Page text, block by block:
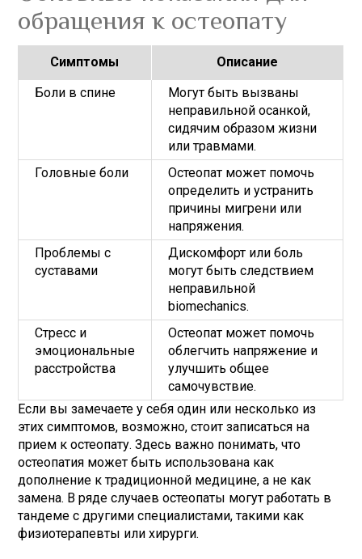
обращения к остеопату
Симптомы
Описание
Боли в спине
Могут быть вызваны
неправильной осанкой,
сидячим образом жизни
или травмами.
Головные боли
Остеопат может помочь
определить и устранить
причины мигрени или
напряжения.
Проблемы с
суставами
Дискомфорт или боль
могут быть следствием
неправильной
biomechanics.
Стресс и
эмоциональные
расстройства
Остеопат может помочь
облегчить напряжение и
улучшить общее
самочувствие.
Если вы замечаете у себя один или несколько из
этих симптомов, возможно, стоит записаться на
прием к остеопату. Здесь важно понимать, что
остеопатия может быть использована как
дополнение к традиционной медицине, а не как
замена. В ряде случаев остеопаты могут работать в
тандеме с другими специалистами, такими как
физиотерапевты или хирурги.